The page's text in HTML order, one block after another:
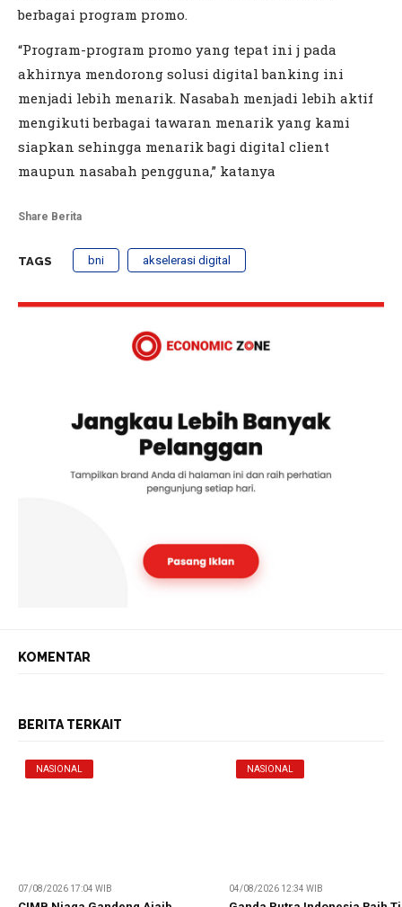
berbagai program promo.
“Program-program promo yang tepat ini j pada
akhirnya mendorong solusi digital banking ini
menjadi lebih menarik. Nasabah menjadi lebih aktif
mengikuti berbagai tawaran menarik yang kami
siapkan sehingga menarik bagi digital client
maupun nasabah pengguna,” katanya
Share Berita
TAGS bni akselerasi digital
KOMENTAR
BERITA TERKAIT
NASIONAL
07/08/2026 17:04 WIB
NASIONAL
04/08/2026 12:34 WIB